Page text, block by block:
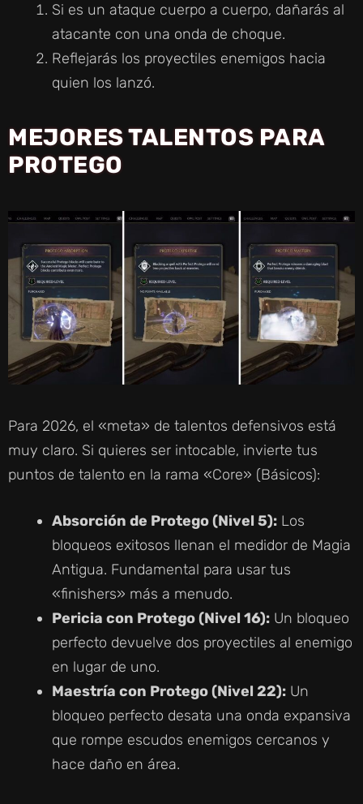
Si es un ataque cuerpo a cuerpo, dañarás al
atacante con una onda de choque.
Reflejarás los proyectiles enemigos hacia
quien los lanzó.
MEJORES TALENTOS PARA
PROTEGO
Para 2026, el «meta» de talentos defensivos está
muy claro. Si quieres ser intocable, invierte tus
puntos de talento en la rama «Core» (Básicos):
Absorción de Protego (Nivel 5): Los
bloqueos exitosos llenan el medidor de Magia
Antigua. Fundamental para usar tus
«finishers» más a menudo.
Pericia con Protego (Nivel 16): Un bloqueo
perfecto devuelve dos proyectiles al enemigo
en lugar de uno.
Maestría con Protego (Nivel 22): Un
bloqueo perfecto desata una onda expansiva
que rompe escudos enemigos cercanos y
hace daño en área.